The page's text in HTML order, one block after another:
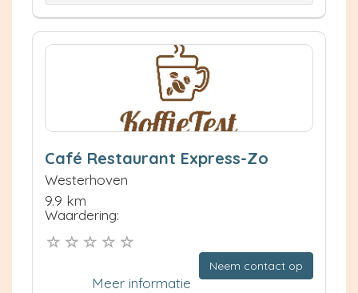
Café Restaurant Express-Zo
Westerhoven
9.9 km
Waardering:
Neem contact op
Meer informatie